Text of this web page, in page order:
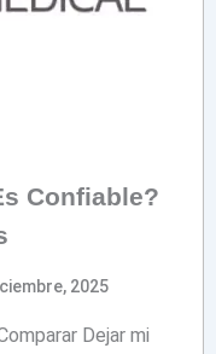
Confiable?
2025
Dejar mi